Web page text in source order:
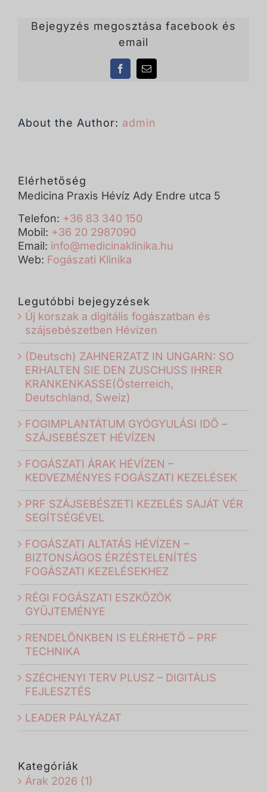
Bejegyzés megosztása facebook és
email
FacebookEmail:
About the Author: admin
Elérhetőség
Medicina Praxis Hévíz Ady Endre utca 5
Telefon: +36 83 340 150
Mobil: +36 20 2987090
Email: info@medicinaklinika.hu
Web: Fogászati Klinika
Legutóbbi bejegyzések
Új korszak a digitális fogászatban és
szájsebészetben Hévízen
(Deutsch) ZAHNERZATZ IN UNGARN: SO
ERHALTEN SIE DEN ZUSCHUSS IHRER
KRANKENKASSE(Österreich,
Deutschland, Sweiz)
FOGIMPLANTÁTUM GYÓGYULÁSI IDŐ –
SZÁJSEBÉSZET HÉVÍZEN
FOGÁSZATI ÁRAK HÉVÍZEN –
KEDVEZMÉNYES FOGÁSZATI KEZELÉSEK
PRF SZÁJSEBÉSZETI KEZELÉS SAJÁT VÉR
SEGÍTSÉGÉVEL
FOGÁSZATI ALTATÁS HÉVÍZEN –
BIZTONSÁGOS ÉRZÉSTELENÍTÉS
FOGÁSZATI KEZELÉSEKHEZ
RÉGI FOGÁSZATI ESZKÖZÖK
GYŰJTEMÉNYE
RENDELŐNKBEN IS ELÉRHETŐ – PRF
TECHNIKA
SZÉCHENYI TERV PLUSZ – DIGITÁLIS
FEJLESZTÉS
LEADER PÁLYÁZAT
Kategóriák
Árak 2026 (1)